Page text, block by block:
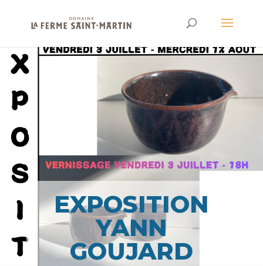
EXPOSITION
YANN
GOUJARD